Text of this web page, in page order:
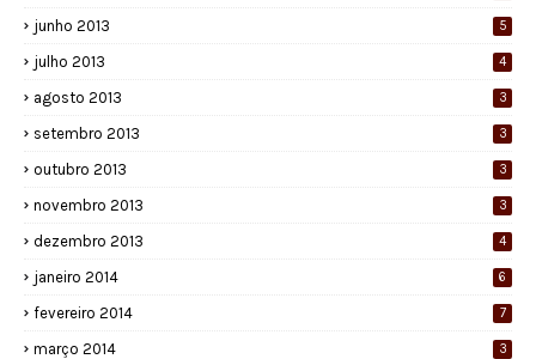
junho 2013 5
julho 2013 4
agosto 2013 3
setembro 2013 3
outubro 2013 3
novembro 2013 3
dezembro 2013 4
janeiro 2014 6
fevereiro 2014 7
março 2014 3